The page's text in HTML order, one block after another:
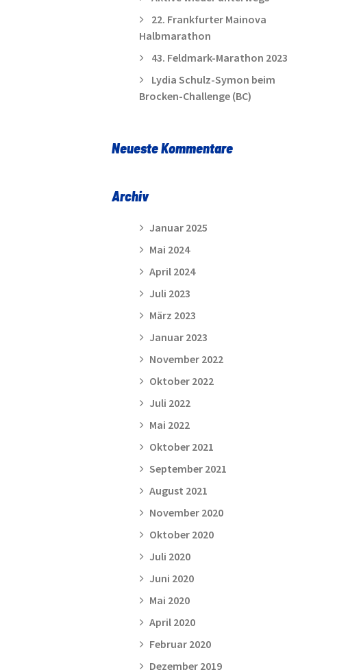
22. Frankfurter Mainova
Halbmarathon
43. Feldmark-Marathon 2023
Lydia Schulz-Symon beim
Brocken-Challenge (BC)
Neueste Kommentare
Archiv
Januar 2025
Mai 2024
April 2024
Juli 2023
März 2023
Januar 2023
November 2022
Oktober 2022
Juli 2022
Mai 2022
Oktober 2021
September 2021
August 2021
November 2020
Oktober 2020
Juli 2020
Juni 2020
Mai 2020
April 2020
Februar 2020
Dezember 2019